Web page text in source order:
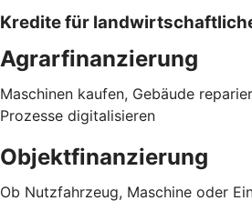
Kredite für
Agrarfinanzierung
Maschinen kaufen, Gebäude
Prozesse digitalisieren
Objektfinanzierung
Ob Nutzfahrzeug, Maschine oder